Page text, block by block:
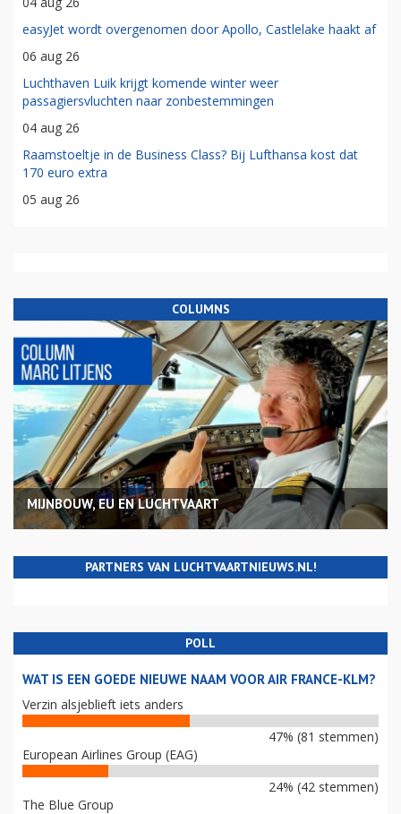
easyJet wordt overgenomen door Apollo, Castlelake haakt af
06 aug 26
Luchthaven Luik krijgt komende winter weer
passagiersvluchten naar zonbestemmingen
04 aug 26
Raamstoeltje in de Business Class? Bij Lufthansa kost dat
170 euro extra
05 aug 26
COLUMNS
MIJNBOUW, EU EN LUCHTVAART
PARTNERS VAN LUCHTVAARTNIEUWS.NL!
POLL
WAT IS EEN GOEDE NIEUWE NAAM VOOR AIR FRANCE-KLM?
Verzin alsjeblieft iets anders
47% (81 stemmen)
European Airlines Group (EAG)
24% (42 stemmen)
The Blue Group